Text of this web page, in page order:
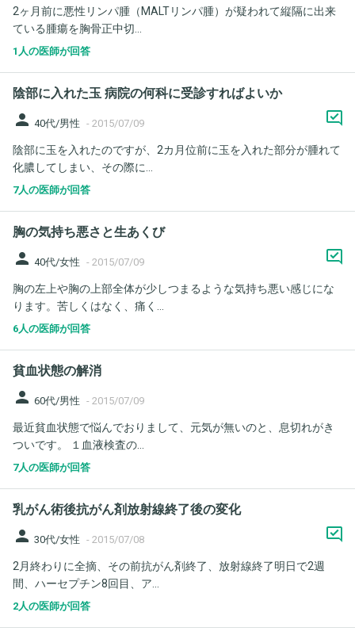
2ヶ月前に悪性リンパ腫（MALTリンパ腫）が疑われて縦隔に出来
ている腫瘍を胸骨正中切...
1人の医師が回答
陰部に入れた玉 病院の何科に受診すればよいか
person 40代/男性 - 2015/07/09
陰部に玉を入れたのですが、2カ月位前に玉を入れた部分が腫れて
化膿してしまい、その際に...
7人の医師が回答
胸の気持ち悪さと生あくび
person 40代/女性 - 2015/07/09
胸の左上や胸の上部全体が少しつまるような気持ち悪い感じにな
ります。苦しくはなく、痛く...
6人の医師が回答
貧血状態の解消
person 60代/男性 - 2015/07/09
最近貧血状態で悩んでおりまして、元気が無いのと、息切れがき
ついです。 １血液検査の...
7人の医師が回答
乳がん術後抗がん剤放射線終了後の変化
person 30代/女性 - 2015/07/08
2月終わりに全摘、その前抗がん剤終了、放射線終了明日で2週
間、ハーセプチン8回目、ア...
2人の医師が回答